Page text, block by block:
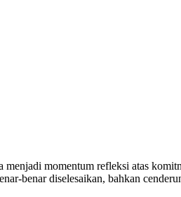
momentum refleksi atas
benar diselesaikan, bahkan